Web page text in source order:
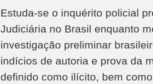
Estuda-se o inquérito policial
Judiciária no Brasil enquanto
investigação preliminar
indícios de autoria e prova da
definido como ilícito, bem